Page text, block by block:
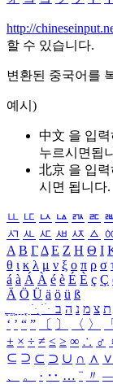
http://
할 수 있습니다.
변환된 중국어를
예시)
中文 을 입
누르시면됩
北京 을 입
시면 됩니다.
ㅥ ㅦ ㅧ ㅨ ㅩ ㅪ
ㅺ ㅻ ㅼ ㅽ ㅾ ㅿ
Α Β ΓΔ Ε Ζ Η Θ Ι
θ ι κ λ μ ν ξ ο π ρ σ
á à Á À é è É È ç Ç
Ä Ö Ü ä ö ü ß
ִֶֹ ֻּ ׁׂ ת צ מ נ ה ב
‘ ’ “ ” 〔 〕 〈 〉 「
± × ÷ ≠ ≤ ≥ ∞ ∴ ♂
⊆ ⊇ ⊂ ⊃ ∪ ∩ ∧ ∨
、
。 · ‥ … ¨ 〃